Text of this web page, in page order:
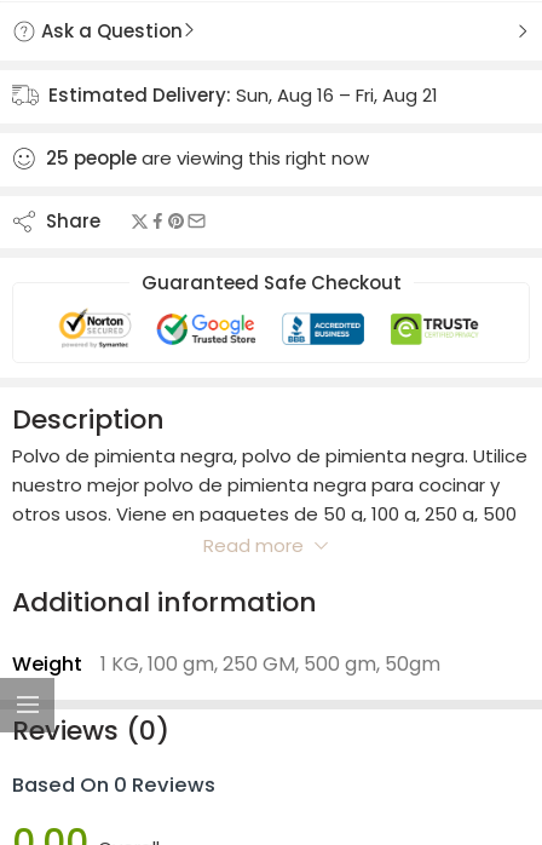
Ask a Question
Estimated Delivery: Sun, Aug 16 – Fri, Aug 21
25 peopleare viewing this right now
Share
Guaranteed Safe Checkout
Description
Polvo de pimienta negra, polvo de pimienta negra. Utilice
nuestro mejor polvo de pimienta negra para cocinar y
otros usos. Viene en paquetes de 50 g, 100 g, 250 g, 500
Read more
Additional information
Weight 1 KG, 100 gm, 250 GM, 500 gm, 50gm
Reviews (0)
Based On 0 Reviews